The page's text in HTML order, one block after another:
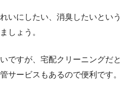
いにしたい、消臭したいという
しょう。
ですが、宅配クリーニングだと
サービスもあるので便利です。